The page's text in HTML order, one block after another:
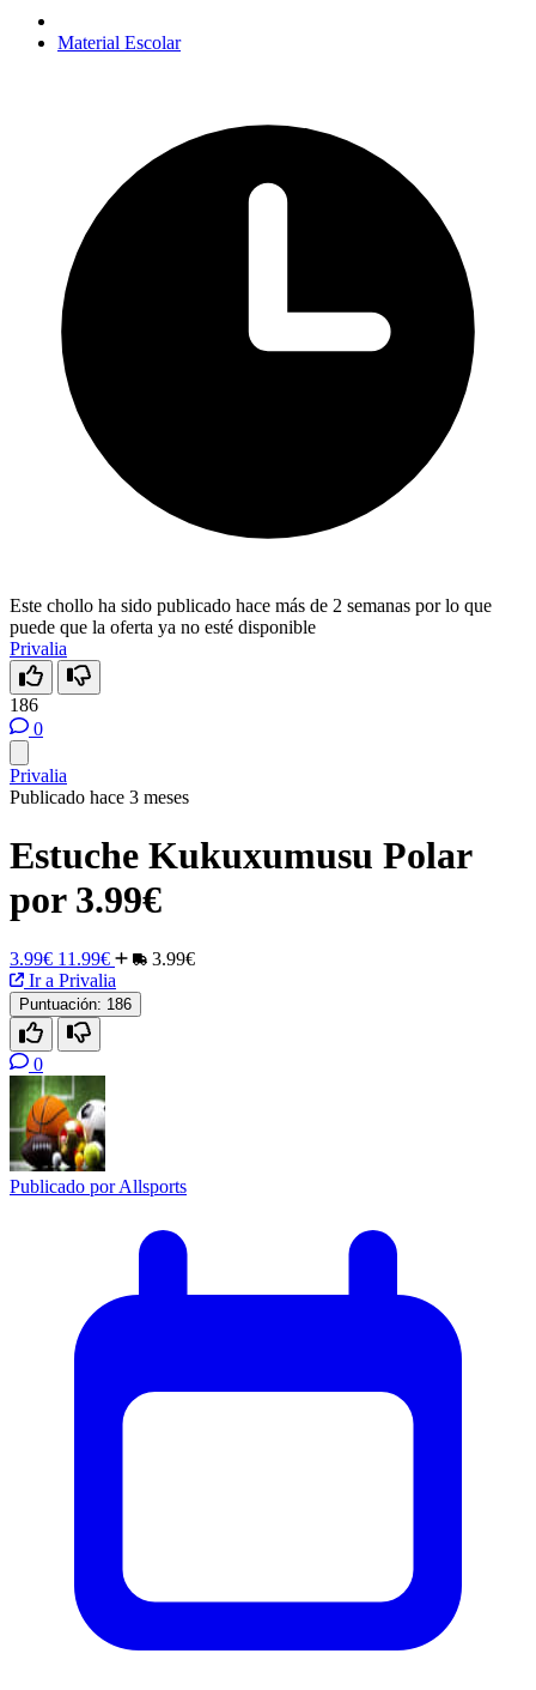
Material Escolar
Este chollo ha sido publicado hace más de 2 semanas por lo que
puede que la oferta ya no esté disponible
Privalia
186
0
Privalia
Publicado hace 3 meses
Estuche Kukuxumusu Polar
por 3.99€
3.99€ 11.99€
3.99€
Ir a Privalia
Puntuación: 186
0
Publicado porAllsports